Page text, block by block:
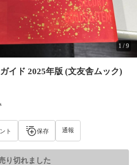
1 /9
イド 2025年版 (文友舎ムック)
ト 保存 通報
り切れました